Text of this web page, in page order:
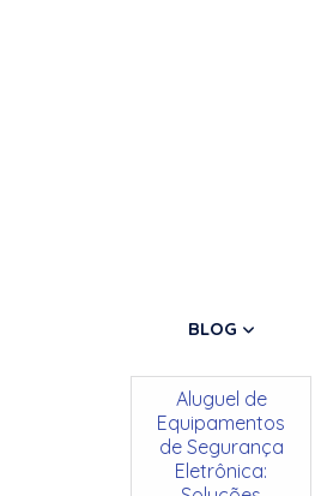
BLOG
Aluguel de
Equipamentos
de Segurança
Eletrônica: